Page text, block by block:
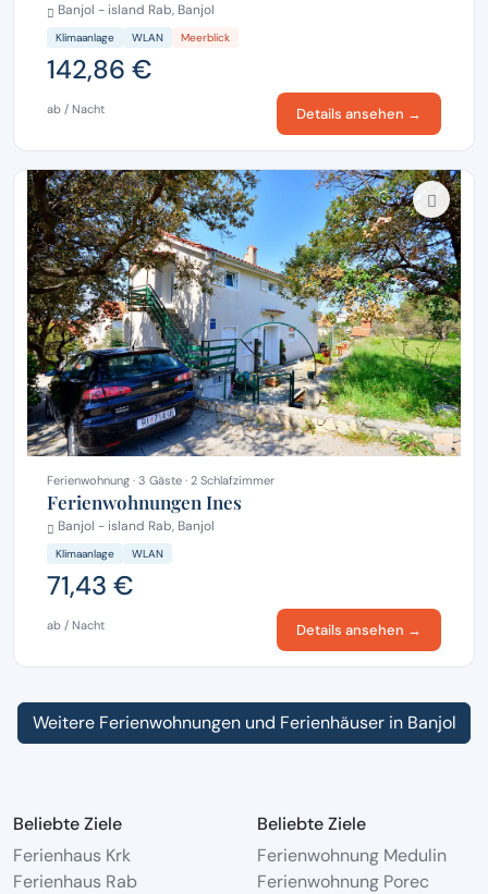
Banjol - island Rab, Banjol
Klimaanlage WLAN Meerblick
142,86 €
ab / Nacht Details ansehen →
Ferienwohnung · 3 Gäste · 2 Schlafzimmer
Ferienwohnungen Ines
Banjol - island Rab, Banjol
Klimaanlage WLAN
71,43 €
ab / Nacht Details ansehen →
Weitere Ferienwohnungen und Ferienhäuser in Banjol
Beliebte Ziele
Ferienhaus Krk
Ferienhaus Rab
Beliebte Ziele
Ferienwohnung Medulin
Ferienwohnung Porec